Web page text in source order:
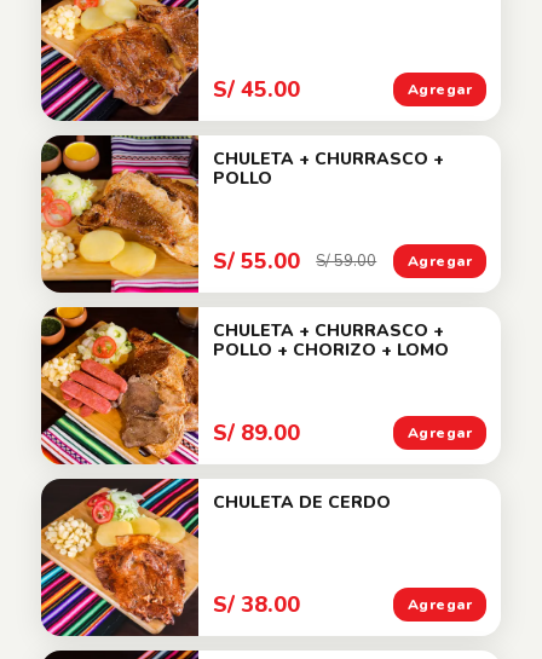
S/ 45.00 Agregar
CHULETA + CHURRASCO +
POLLO
S/ 55.00 S/ 59.00 Agregar
CHULETA + CHURRASCO +
POLLO + CHORIZO + LOMO
S/ 89.00 Agregar
CHULETA DE CERDO
S/ 38.00 Agregar